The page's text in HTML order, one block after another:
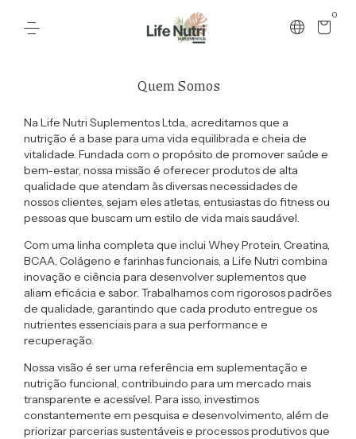
0
Quem Somos
Na Life Nutri Suplementos Ltda., acreditamos que a
nutrição é a base para uma vida equilibrada e cheia de
vitalidade. Fundada com o propósito de promover saúde e
bem-estar, nossa missão é oferecer produtos de alta
qualidade que atendam às diversas necessidades de
nossos clientes, sejam eles atletas, entusiastas do fitness ou
pessoas que buscam um estilo de vida mais saudável.
Com uma linha completa que inclui Whey Protein, Creatina,
BCAA, Colágeno e farinhas funcionais, a Life Nutri combina
inovação e ciência para desenvolver suplementos que
aliam eficácia e sabor. Trabalhamos com rigorosos padrões
de qualidade, garantindo que cada produto entregue os
nutrientes essenciais para a sua performance e
recuperação.
Nossa visão é ser uma referência em suplementação e
nutrição funcional, contribuindo para um mercado mais
transparente e acessível. Para isso, investimos
constantemente em pesquisa e desenvolvimento, além de
priorizar parcerias sustentáveis e processos produtivos que